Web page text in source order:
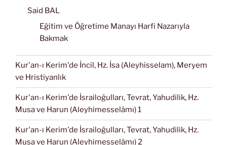
Said BAL
Eğitim ve Öğretime Manayı Harfi Nazarıyla
Bakmak
Kur'an-ı Kerim'de İncil, Hz. İsa (Aleyhisselam), Meryem
ve Hristiyanlık
Kur'an-ı Kerim'de İsrailoğulları, Tevrat, Yahudilik, Hz.
Musa ve Harun (Aleyhimesselâmı) 1
Kur'an-ı Kerim'de İsrailoğulları, Tevrat, Yahudilik, Hz.
Musa ve Harun (Aleyhimesselâmı) 2